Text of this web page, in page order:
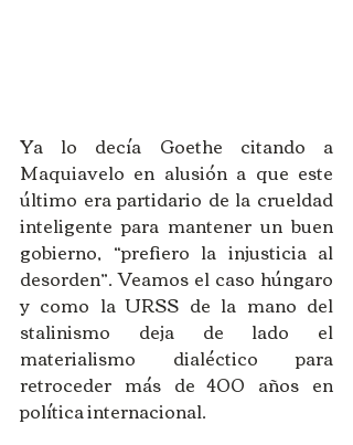
Ya lo decía Goethe citando a
Maquiavelo en alusión a que este
último era partidario de la crueldad
inteligente para mantener un buen
gobierno, “prefiero la injusticia al
desorden”. Veamos el caso húngaro
y como la URSS de la mano del
stalinismo deja de lado el
materialismo dialéctico para
retroceder más de 400 años en
política internacional.